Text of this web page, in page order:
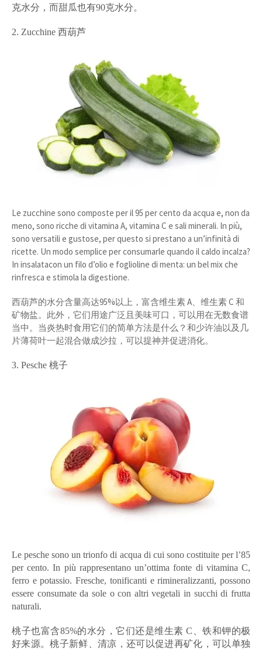
克水分，而甜瓜也有90克水分。
2. Zucchine 西葫芦
Le zucchine sono composte per il 95 per cento da acqua e, non da
meno, sono ricche di vitamina A, vitamina C e sali minerali. In più,
sono versatili e gustose, per questo si prestano a un’infinità di
ricette. Un modo semplice per consumarle quando il caldo incalza?
In insalatacon un filo d’olio e foglioline di menta: un bel mix che
rinfresca e stimola la digestione.
西葫芦的水分含量高达95%以上，富含维生素 A、维生素 C 和
矿物盐。此外，它们用途广泛且美味可口，可以用在无数食谱
当中。当炎热时食用它们的简单方法是什么？和少许油以及几
片薄荷叶一起混合做成沙拉，可以提神并促进消化。
3. Pesche 桃子
Le pesche sono un trionfo di acqua di cui sono costituite per l’85
per cento. In più rappresentano un’ottima fonte di vitamina C,
ferro e potassio. Fresche, tonificanti e rimineralizzanti, possono
essere consumate da sole o con altri vegetali in succhi di frutta
naturali.
桃子也富含85%的水分，它们还是维生素 C、铁和钾的极
好来源。桃子新鲜、清凉，还可以促进再矿化，可以单独